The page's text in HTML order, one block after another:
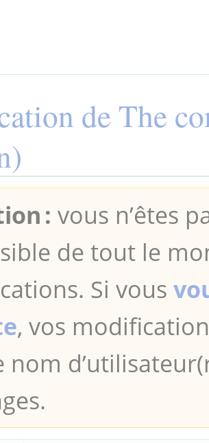
de The
: vous n’êtes
de tout le
Si vous
, vos